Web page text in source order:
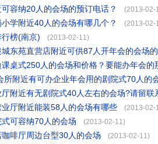
容纳20人的会场的预订电话？ (2013-02-
学附近40人的会场有哪几个？ (2013-02-
榜(南京) (2013-02-11)
东苑直营店附近可供87人开年会的会场
桌式250人的会场和价格？要能办年会的
所附近有可办企业年会用的剧院式70人的
附近有无剧院式40人左右的会场?请留联
厅附近能装58人的会场有哪些
(2013-02-
可容纳70人的会场 (2013-02-11)
啡厅周边台型30人的会场 (2013-02-11)